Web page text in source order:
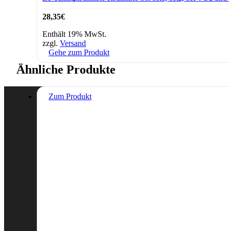
28,35€
Enthält 19% MwSt.
zzgl. Versand
Gehe zum Produkt
Ähnliche Produkte
Zum Produkt